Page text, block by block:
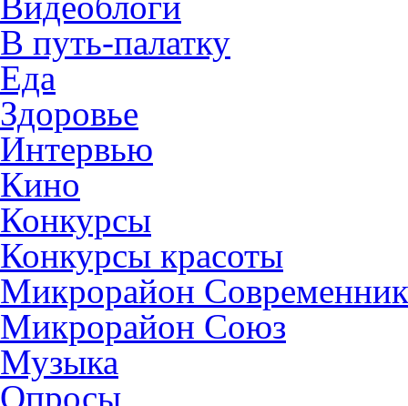
В путь-палатку
Еда
Здоровье
Интервью
Кино
Конкурсы
Конкурсы красоты
Микрорайон Современник
Микрорайон Союз
Музыка
Опросы